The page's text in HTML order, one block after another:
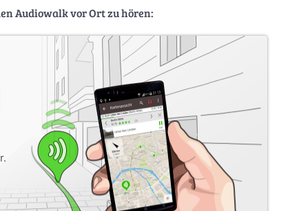
Audiowalk vor Ort zu hören: